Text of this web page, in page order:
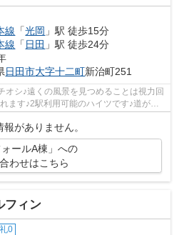
線 「光岡 」駅 徒歩15分
線 「 日田 」駅 徒歩24分
日田市大字十二町新治町251
オシ♪遠くの風景を見つめることは視力回
ます♪2駅利用可能のハイツです♪道が平
がありません。
ォールA棟」への
わせはこちら
フィン
礼0